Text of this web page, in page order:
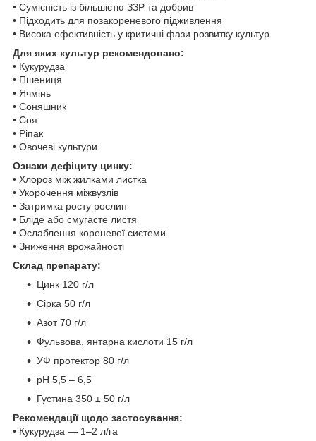
• Сумісність із більшістю ЗЗР та добрив
• Підходить для позакореневого підживлення
• Висока ефективність у критичні фази розвитку культур
Для яких культур рекомендовано:
• Кукурудза
• Пшениця
• Ячмінь
• Соняшник
• Соя
• Ріпак
• Овочеві культури
Ознаки дефіциту цинку:
• Хлороз між жилками листка
• Укорочення міжвузлів
• Затримка росту рослин
• Бліде або смугасте листя
• Ослаблення кореневої системи
• Зниження врожайності
Склад препарату:
Цинк 120 г/л
Сірка 50 г/л
Азот 70 г/л
Фульвова, янтарна кислоти 15 г/л
УФ протектор 80 г/л
рН 5,5 – 6,5
Густина 350 ± 50 г/л
Рекомендації щодо застосування:
• Кукурудза — 1–2 л/га